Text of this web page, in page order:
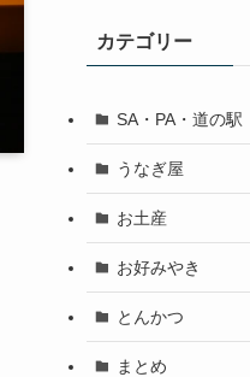
カテゴリー
SA・PA・道の駅
うなぎ屋
お土産
お好みやき
とんかつ
まとめ